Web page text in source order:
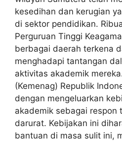
kesedihan dan kerugian
di sektor pendidikan.
Perguruan Tinggi
berbagai daerah terkena
menghadapi tantangan
aktivitas akademik
(Kemenag) Republik
dengan mengeluarkan
akademik sebagai respon
darurat. Kebijakan ini
bantuan di masa sulit ini,